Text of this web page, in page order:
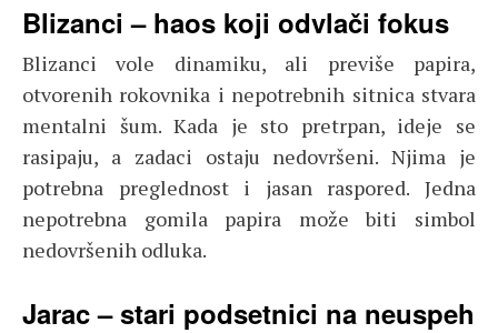
Blizanci – haos koji odvlači fokus
Blizanci vole dinamiku, ali previše papira,
otvorenih rokovnika i nepotrebnih sitnica stvara
mentalni šum. Kada je sto pretrpan, ideje se
rasipaju, a zadaci ostaju nedovršeni. Njima je
potrebna preglednost i jasan raspored. Jedna
nepotrebna gomila papira može biti simbol
nedovršenih odluka.
Jarac – stari podsetnici na neuspeh